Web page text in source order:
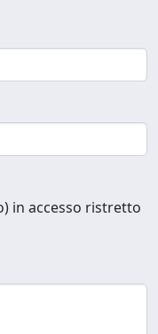
in accesso ristretto